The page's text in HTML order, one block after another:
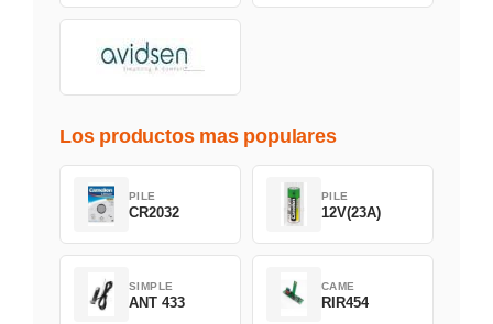
Los productos mas populares
PILE
CR2032
PILE
12V(23A)
SIMPLE
ANT 433
CAME
RIR454